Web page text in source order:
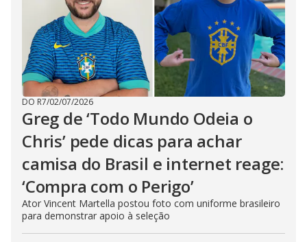
DO R7/02/07/2026
Greg de ‘Todo Mundo Odeia o
Chris’ pede dicas para achar
camisa do Brasil e internet reage:
‘Compra com o Perigo’
Ator Vincent Martella postou foto com uniforme brasileiro
para demonstrar apoio à seleção